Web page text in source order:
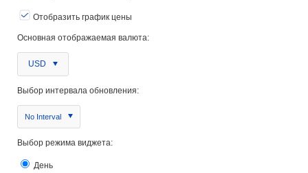
Отобразить график цены
Основная отображаемая валюта:
USD
Выбор интервала обновления:
No Interval
Выбор режима виджета:
День